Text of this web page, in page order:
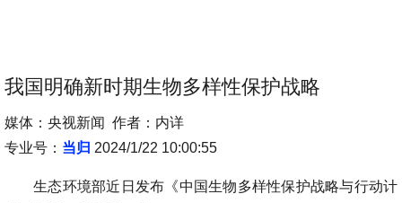
我国明确新时期生物多样性保护战略
媒体：央视新闻 作者：内详
专业号： 当归 2024/1/22 10:00:55
生态环境部近日发布《中国生物多样性保护战略与行动计